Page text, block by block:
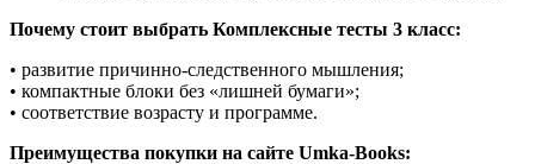
Почему стоит выбрать Комплексные тесты 3 класс:
• развитие причинно-следственного мышления;
• компактные блоки без «лишней бумаги»;
• соответствие возрасту и программе.
Преимущества покупки на сайте Umka-Books: